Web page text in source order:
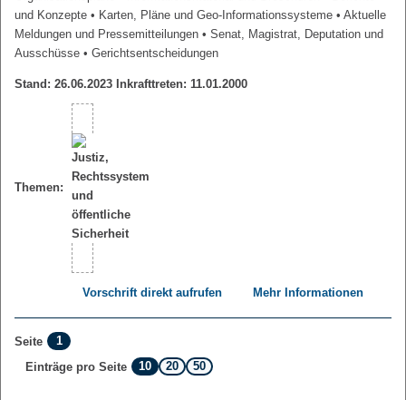
und Konzepte • Karten, Pläne und Geo-Informationssysteme • Aktuelle
Meldungen und Pressemitteilungen • Senat, Magistrat, Deputation und
Ausschüsse • Gerichtsentscheidungen
Stand: 26.06.2023 Inkrafttreten: 11.01.2000
Themen:
Vorschrift direkt aufrufen Mehr Informationen
Seite
1
Einträge pro Seite
10 20 50